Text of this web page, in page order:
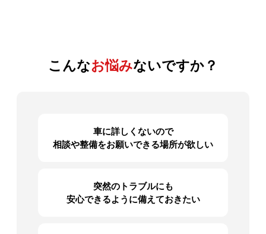
こんなお悩みないですか？
車に詳しくないので
相談や整備をお願いできる場所が欲しい
突然のトラブルにも
安心できるように備えておきたい